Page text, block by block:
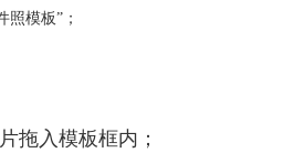
照模板”；
拖入模板框内；